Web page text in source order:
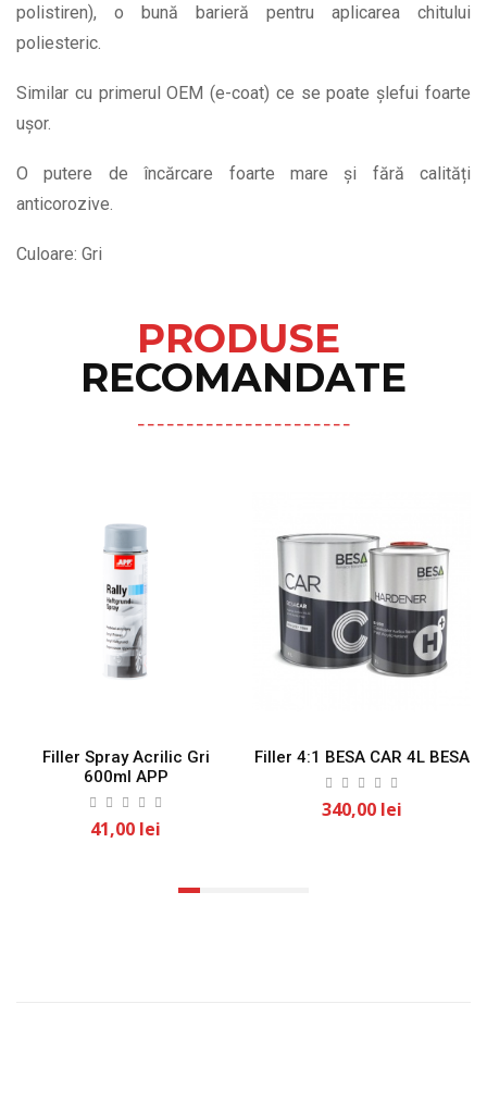
polistiren), o bună barieră pentru aplicarea chitului
poliesteric.
Similar cu primerul OEM (e-coat) ce se poate șlefui foarte
ușor.
O putere de încărcare foarte mare și fără calități
anticorozive.
Culoare: Gri
PRODUSE
RECOMANDATE
Filler Spray Acrilic Gri
600ml APP
41,00 lei
Filler 4:1 BESA CAR 4L BESA
340,00 lei